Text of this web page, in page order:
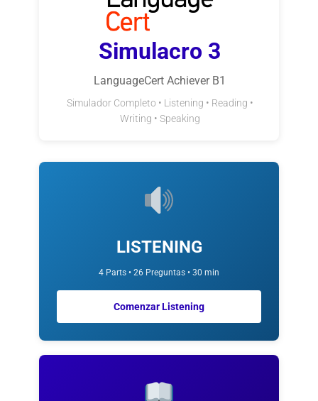
Simulacro 3
LanguageCert Achiever B1
Simulador Completo • Listening • Reading •
Writing • Speaking
LISTENING
4 Parts • 26 Preguntas • 30 min
Comenzar Listening